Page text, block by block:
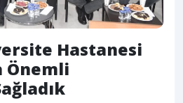
Hastanesi
Önemli